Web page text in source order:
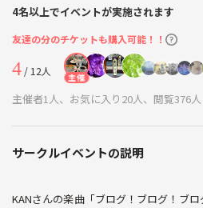
4名以上でイベントが実施されます
友達の分のチケットも購入可能！！
4/ 12人 主催
主催者1人、お気に入り20人、閲覧376人
サークルイベントの説明
KANさんの楽曲「ブログ！ブログ！ブ